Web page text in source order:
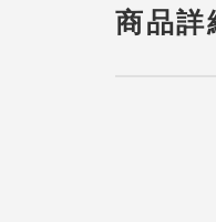
商品詳